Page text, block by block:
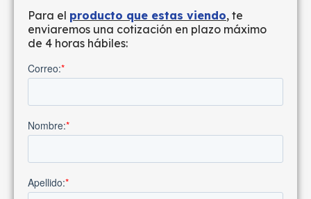
Para el producto que estas viendo, te
enviaremos una cotización en plazo máximo
de 4 horas hábiles: